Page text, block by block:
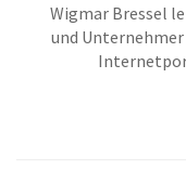
Wigmar Bressel
und